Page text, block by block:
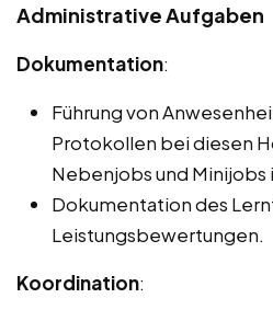
Administrative Aufgaben
Dokumentation:
Führung von
Protokollen bei diesen
Nebenjobs und Minijobs
Dokumentation des
Leistungsbewertungen.
Koordination: